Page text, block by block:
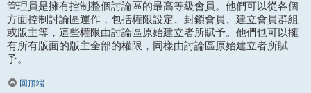
管理員是擁有控制整個討論區的最高等級會員。他們可以從各個
方面控制討論區運作，包括權限設定、封鎖會員、建立會員群組
或版主等，這些權限由討論區原始建立者所賦予。他們也可以擁
有所有版面的版主全部的權限，同樣由討論區原始建立者所賦
予。
回頂端